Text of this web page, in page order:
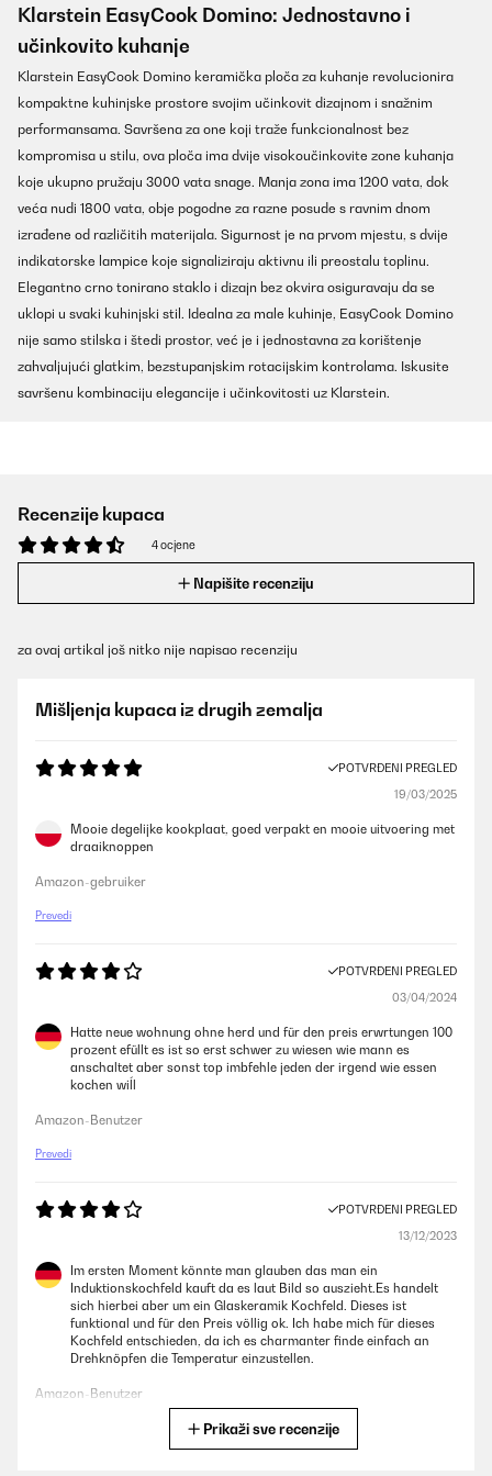
Klarstein EasyCook Domino: Jednostavno i
učinkovito kuhanje
Klarstein EasyCook Domino keramička ploča za kuhanje revolucionira
kompaktne kuhinjske prostore svojim učinkovit dizajnom i snažnim
performansama. Savršena za one koji traže funkcionalnost bez
kompromisa u stilu, ova ploča ima dvije visokoučinkovite zone kuhanja
koje ukupno pružaju 3000 vata snage. Manja zona ima 1200 vata, dok
veća nudi 1800 vata, obje pogodne za razne posude s ravnim dnom
izrađene od različitih materijala. Sigurnost je na prvom mjestu, s dvije
indikatorske lampice koje signaliziraju aktivnu ili preostalu toplinu.
Elegantno crno tonirano staklo i dizajn bez okvira osiguravaju da se
uklopi u svaki kuhinjski stil. Idealna za male kuhinje, EasyCook Domino
nije samo stilska i štedi prostor, već je i jednostavna za korištenje
zahvaljujući glatkim, bezstupanjskim rotacijskim kontrolama. Iskusite
savršenu kombinaciju elegancije i učinkovitosti uz Klarstein.
Recenzije kupaca
4 ocjene
Napišite recenziju
za ovaj artikal još nitko nije napisao recenziju
Mišljenja kupaca iz drugih zemalja
POTVRĐENI PREGLED
19/03/2025
Mooie degelijke kookplaat, goed verpakt en mooie uitvoering met
draaiknoppen
Amazon-gebruiker
Prevedi
POTVRĐENI PREGLED
03/04/2024
Hatte neue wohnung ohne herd und für den preis erwrtungen 100
prozent efüllt es ist so erst schwer zu wiesen wie mann es
anschaltet aber sonst top imbfehle jeden der irgend wie essen
kochen wiĺl
Amazon-Benutzer
Prevedi
POTVRĐENI PREGLED
13/12/2023
Im ersten Moment könnte man glauben das man ein
Induktionskochfeld kauft da es laut Bild so auszieht.Es handelt
sich hierbei aber um ein Glaskeramik Kochfeld. Dieses ist
funktional und für den Preis völlig ok. Ich habe mich für dieses
Kochfeld entschieden, da ich es charmanter finde einfach an
Drehknöpfen die Temperatur einzustellen.
Amazon-Benutzer
Prikaži sve recenzije